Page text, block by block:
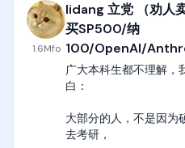
OpenCode下的
但是在Codex里，
得再远，也不会忘记为
管理，长短记忆的优化
尝试优化的结果，而且
1.6Mfo
lidang 立党 （劝人
买SP500/纳
100/OpenAI/
广大本科生都不理解，
白：
大部分的人，不是因为
去考研，